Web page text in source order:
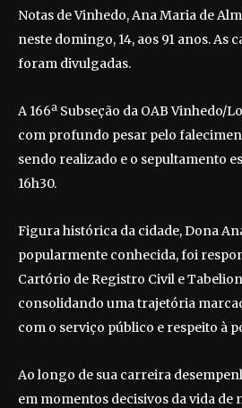
Notas de Vinhedo, Ana Maria de
neste domingo, 14, aos 91 anos. As
foram divulgadas.
A 166ª Subseção da OAB Vinhedo/
com profundo pesar pelo
sendo realizado e o sepultamento
16h30.
Figura histórica da cidade, Dona
popularmente conhecida, foi
Cartório de Registro Civil e
consolidando uma trajetória
com o serviço público e respeito à
Ao longo de sua carreira
em momentos decisivos da vida de